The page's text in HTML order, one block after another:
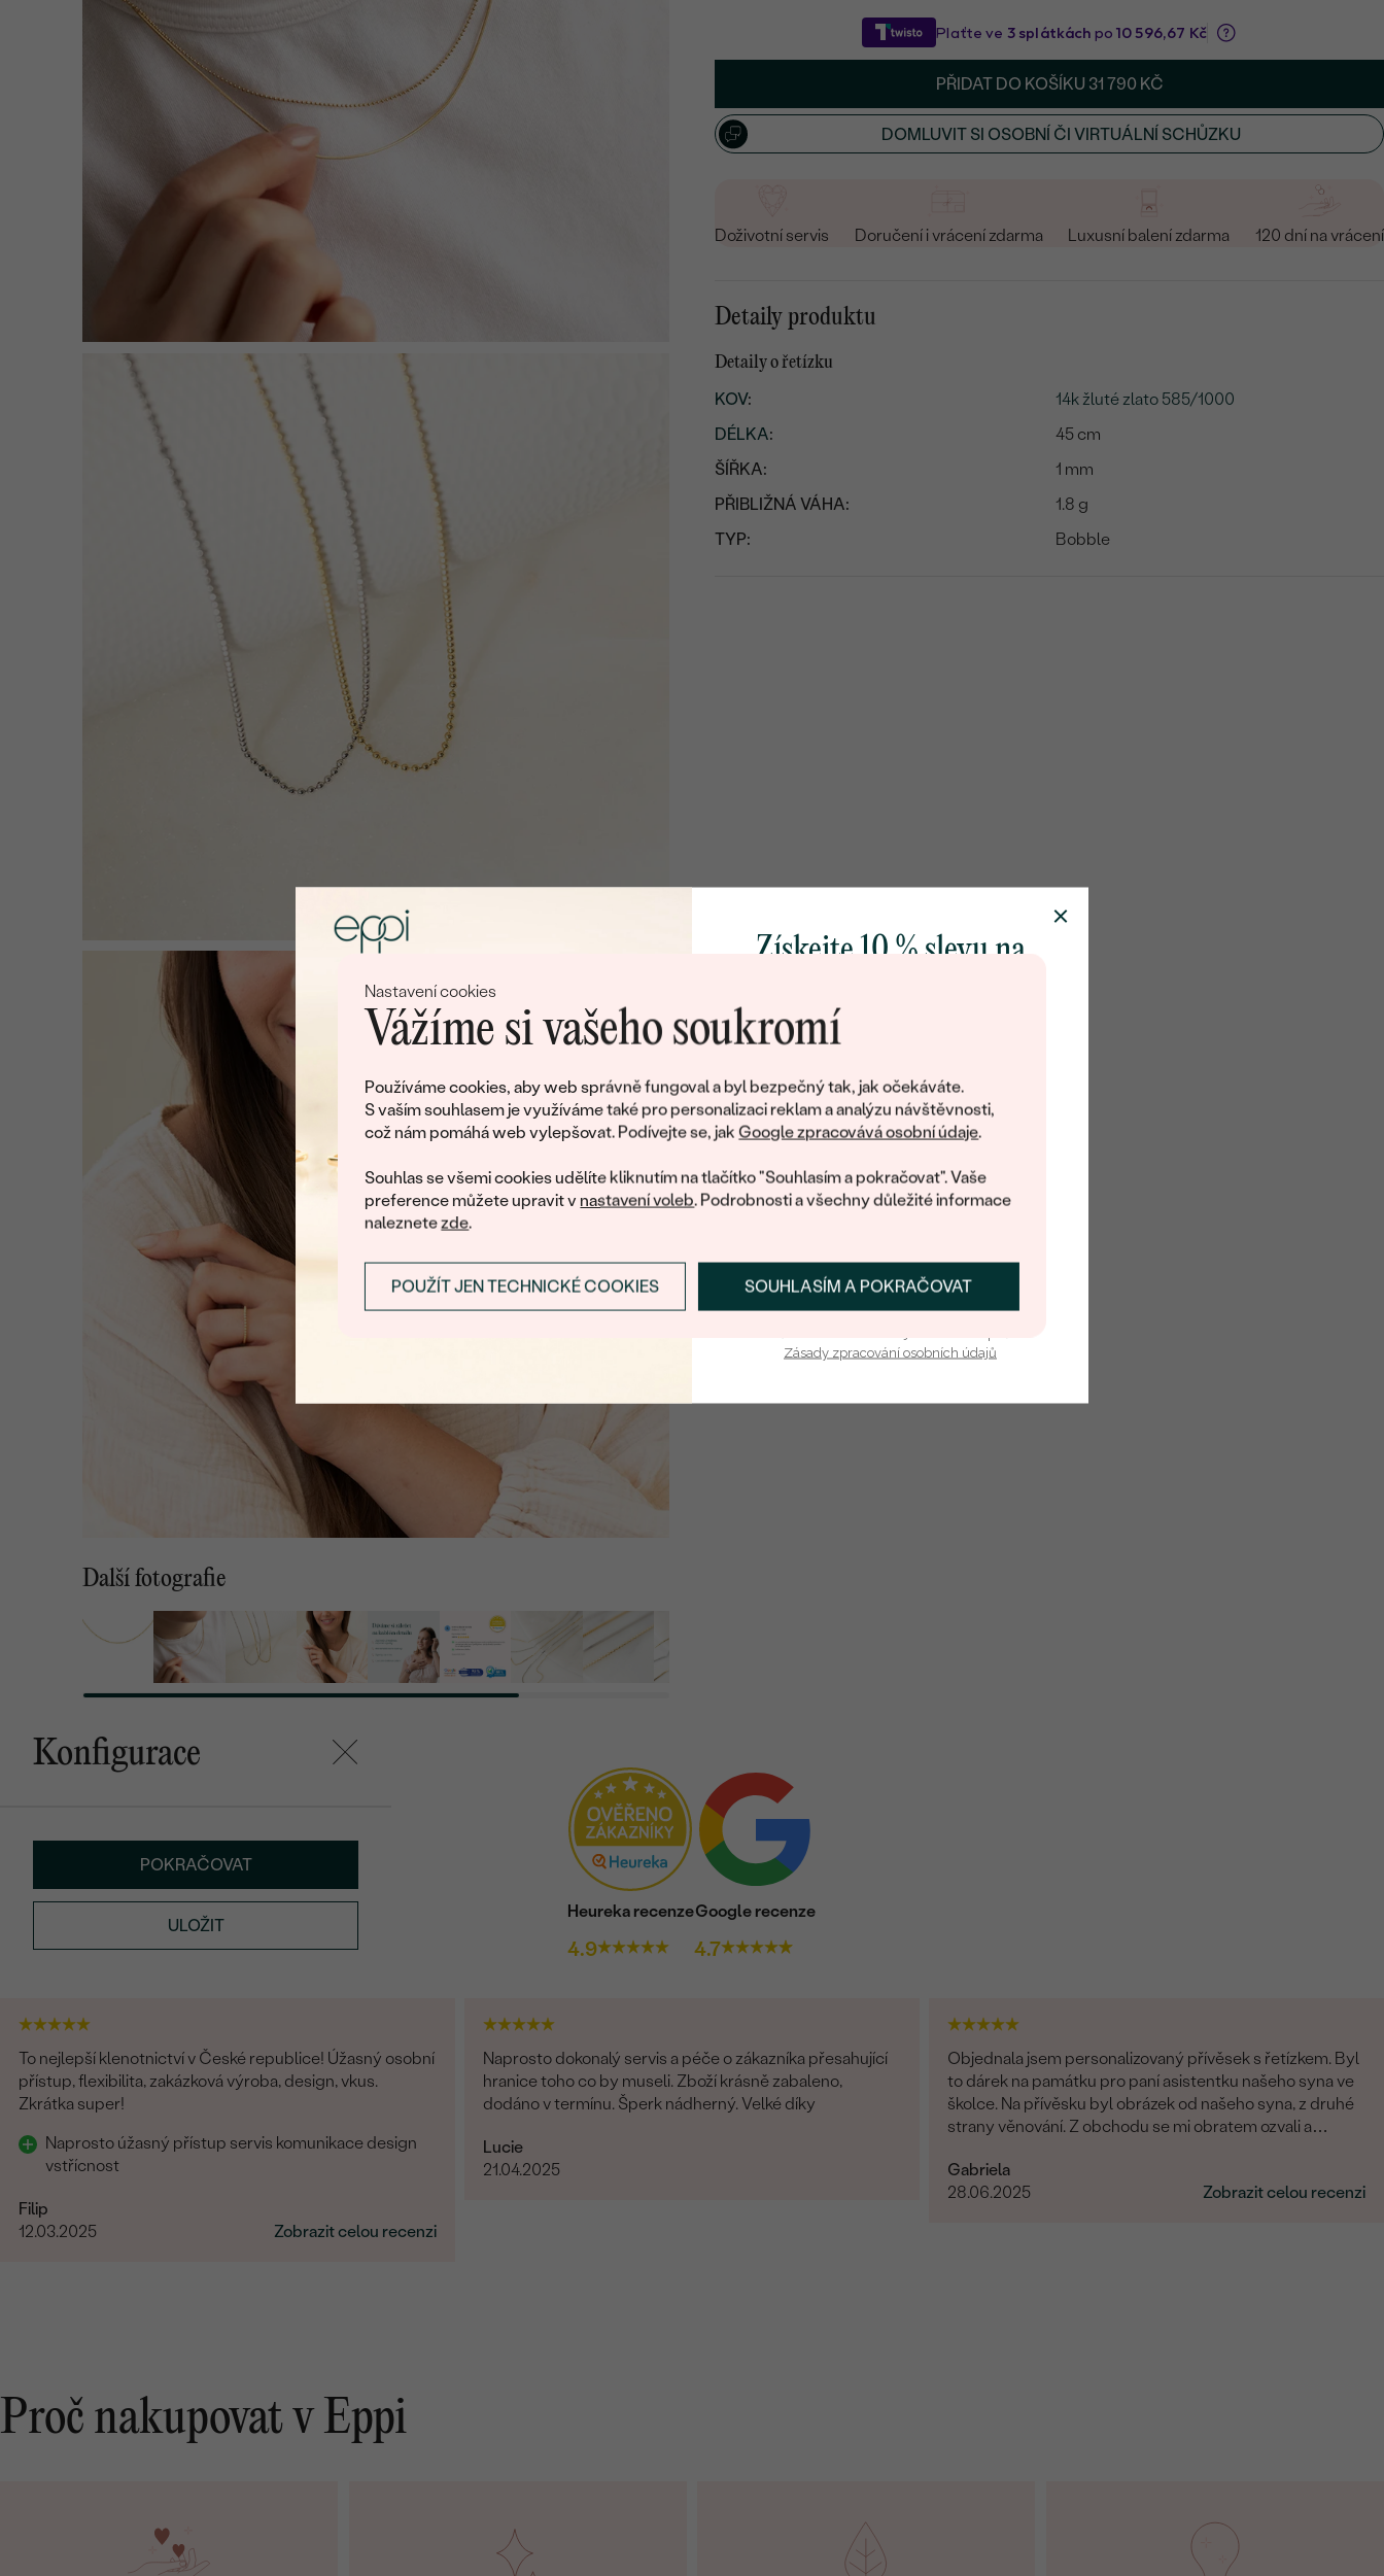
Nastavení cookies
Vážíme si vašeho soukromí
Používáme cookies, aby web správně fungoval a byl bezpečný tak, jak očekáváte.
S vaším souhlasem je využíváme také pro personalizaci reklam a analýzu návštěvnosti,
což nám pomáhá web vylepšovat. Podívejte se, jakGoogle zpracovává osobní údaje.
Souhlas se všemi cookies udělíte kliknutím na tlačítko "Souhlasím a pokračovat". Vaše
preference můžete upravit v nastavení voleb. Podrobnosti a všechny důležité informace
naleznetezde.
SOUHLASÍM A POKRAČOVAT
POUŽÍT JEN TECHNICKÉ COOKIES
Další fotografie
PŘIDAT DO KOŠÍKU 31 790 KČ
DOMLUVIT SI OSOBNÍ ČI VIRTUÁLNÍ SCHŮZKU
Doživotní servis Doručení i vrácení zdarma Luxusní balení zdarma 120 dní na vrácení
Detaily produktu
Detaily o řetízku
KOV:
14k žluté zlato 585/1000
DÉLKA:
45 cm
ŠÍŘKA:
1 mm
PŘIBLIŽNÁ VÁHA:
1.8 g
TYP:
Bobble
Konfigurace
POKRAČOVAT
ULOŽIT
Heureka recenze
4.9
Google recenze
4.7
To nejlepší klenotnictví v České republice! Úžasný osobní
přístup, flexibilita, zakázková výroba, design, vkus.
Zkrátka super!
Naprosto úžasný přístup servis komunikace design
vstřícnost
Filip
12.03.2025
Zobrazit celou recenzi
Naprosto dokonalý servis a péče o zákazníka přesahující
hranice toho co by museli. Zboží krásně zabaleno,
dodáno v termínu. Šperk nádherný. Velké díky
Lucie
21.04.2025
Objednala jsem personalizovaný přívěsek s řetízkem. Byl
to dárek na památku pro paní asistentku našeho syna ve
školce. Na přívěsku byl obrázek od našeho syna, z druhé
strany věnování. Z obchodu se mi obratem ozvali a
nádherný, udělal velikou radost, je originální a opravdová
památka. Jednání s paní po e-mailu bylo rychlé a
Gabriela
28.06.2025
Zobrazit celou recenzi
Proč nakupovat v Eppi
Získejte 10 % slevu na
poctivě vyráběných šperků Eppi.
Jako dárek na přivítání vám obratem
zašleme slevový kód na váš první
PŘIHLÁSIT SE A ZÍSKAT SLEVU
Zásady zpracování osobních údajů